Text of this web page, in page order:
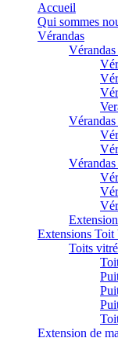
Accueil
Qui sommes
Vérandas
Extensions Toit
Toits
Extension de